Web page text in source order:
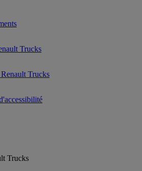
Trucks by Renault Trucks
Trucks
Trucks
Trucks